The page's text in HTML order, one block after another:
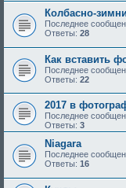
Колбасно-
Последнее
Ответы: 28
Как вставить
Последнее
Ответы: 22
2017 в
Последнее
Ответы: 3
Niagara
Последнее
Ответы: 16